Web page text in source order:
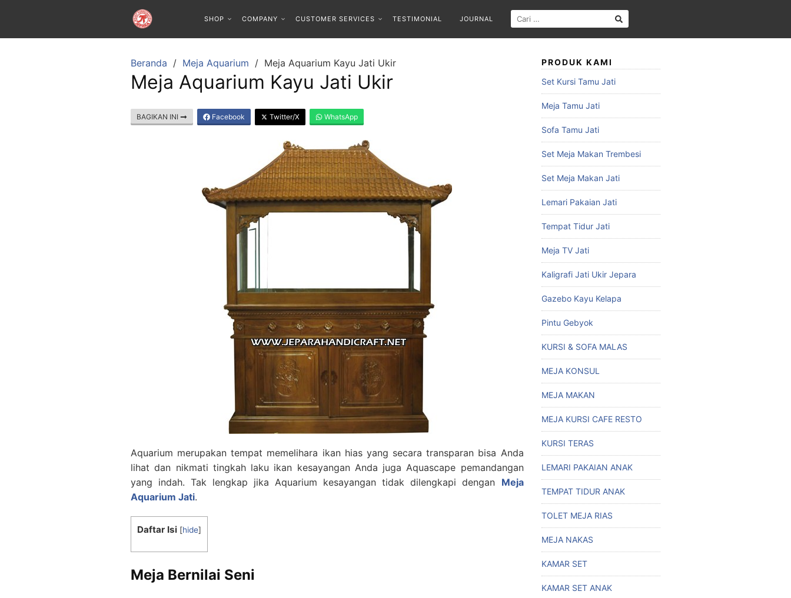
SHOP COMPANY CUSTOMER SERVICES TESTIMONIAL JOURNAL
Beranda Meja Aquarium Meja Aquarium Kayu Jati Ukir
Meja Aquarium Kayu Jati Ukir
BAGIKAN INI Facebook Twitter/X WhatsApp
Aquarium merupakan tempat memelihara ikan hias yang secara transparan bisa Anda
lihat dan nikmati tingkah laku ikan kesayangan Anda juga Aquascape pemandangan
yang indah. Tak lengkap jika Aquarium kesayangan tidak dilengkapi dengan Meja
Aquarium Jati.
Daftar Isi [hide]
Meja Bernilai Seni
PRODUK KAMI
Set Kursi Tamu Jati
Meja Tamu Jati
Sofa Tamu Jati
Set Meja Makan Trembesi
Set Meja Makan Jati
Lemari Pakaian Jati
Tempat Tidur Jati
Meja TV Jati
Kaligrafi Jati Ukir Jepara
Gazebo Kayu Kelapa
Pintu Gebyok
KURSI & SOFA MALAS
MEJA KONSUL
MEJA MAKAN
MEJA KURSI CAFE RESTO
KURSI TERAS
LEMARI PAKAIAN ANAK
TEMPAT TIDUR ANAK
TOLET MEJA RIAS
MEJA NAKAS
KAMAR SET
KAMAR SET ANAK